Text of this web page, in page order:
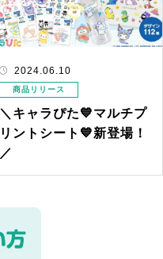
2024.06.10
商品リリース
＼キャラぴた💙マルチプ
リントシート💙新登場！
／